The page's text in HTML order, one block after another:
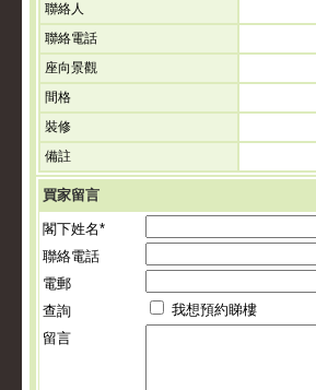
聯絡人
聯絡電話
座向景觀
間格
裝修
備註
買家留言
閣下姓名*
聯絡電話
電郵
查詢
我想預約睇樓
留言